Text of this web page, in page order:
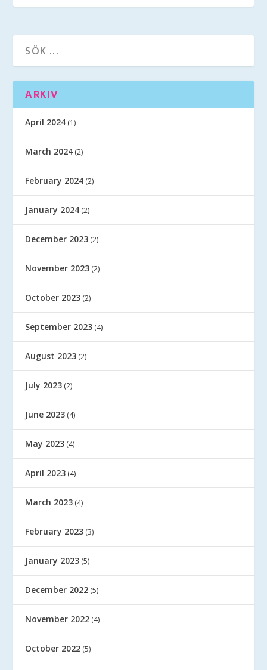
ARKIV
April 2024 (1)
March 2024 (2)
February 2024 (2)
January 2024 (2)
December 2023 (2)
November 2023 (2)
October 2023 (2)
September 2023 (4)
August 2023 (2)
July 2023 (2)
June 2023 (4)
May 2023 (4)
April 2023 (4)
March 2023 (4)
February 2023 (3)
January 2023 (5)
December 2022 (5)
November 2022 (4)
October 2022 (5)